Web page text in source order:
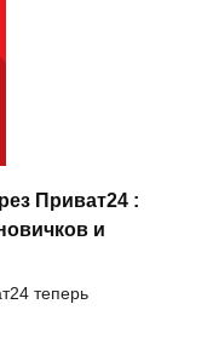
Приват24 :
и
теперь